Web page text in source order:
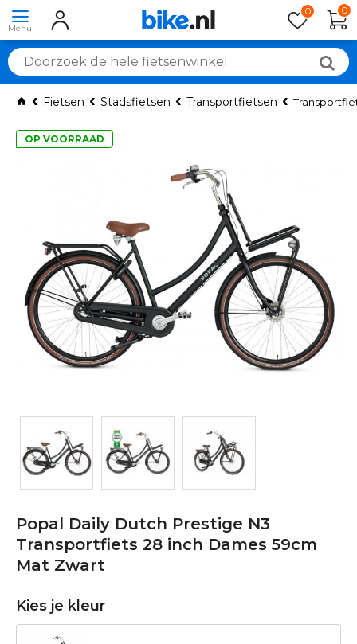
0 0
Fietsen Stadsfietsen Transportfietsen
OP VOORRAAD
Popal Daily Dutch Prestige N3
Transportfiets 28 inch Dames 59cm
Mat Zwart
Kies je kleur